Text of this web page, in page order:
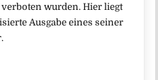
wurden. Hier liegt
Ausgabe eines seiner